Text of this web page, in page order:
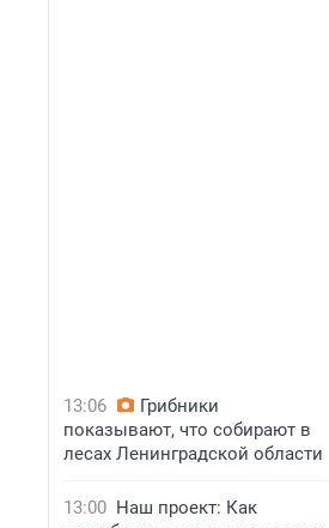
13:06
Грибники
показывают, что собирают в
лесах Ленинградской области
13:00 Наш проект: Как